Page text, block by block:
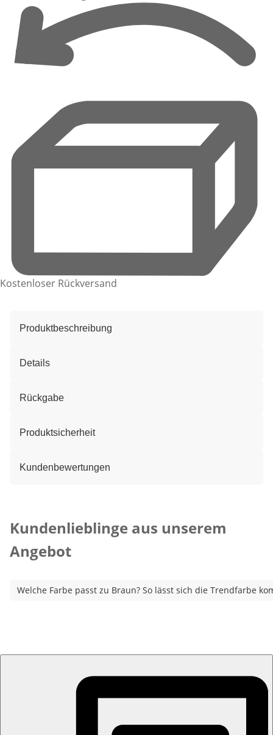
Kostenloser Rückversand
Produktbeschreibung
Details
Rückgabe
Produktsicherheit
Kundenbewertungen
Kundenlieblinge aus unserem
Angebot
Welche Farbe passt zu Braun? So lässt sich die Trendfarbe